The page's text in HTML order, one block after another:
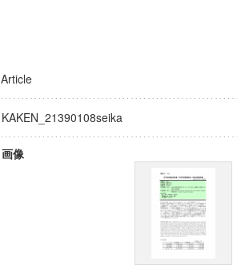
金研究成果報告書
リーディングプログラム「超成熟社会発展のサ
Article
KAKEN_21390108seika
画像